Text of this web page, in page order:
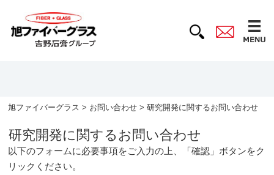
旭ファイバーグラス > お問い合わせ > 研究開発に関するお問い合わせ
研究開発に関するお問い合わせ
以下のフォームに必要事項をご入力の上、「確認」ボタンをク
リックください。